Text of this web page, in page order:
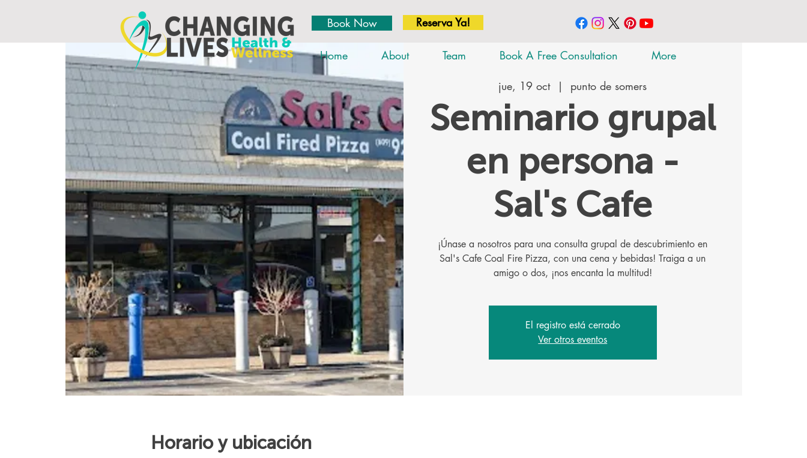
Book Now Reserva Ya!
Home About Team Book A Free Consultation More
jue, 19 oct
  |
punto de somers
Seminario grupal
en persona -
Sal's Cafe
¡Únase a nosotros para una consulta grupal de descubrimiento en
Sal's Cafe Coal Fire Pizza, con una cena y bebidas! Traiga a un
El registro está cerrado
Ver otros eventos
Horario y ubicación